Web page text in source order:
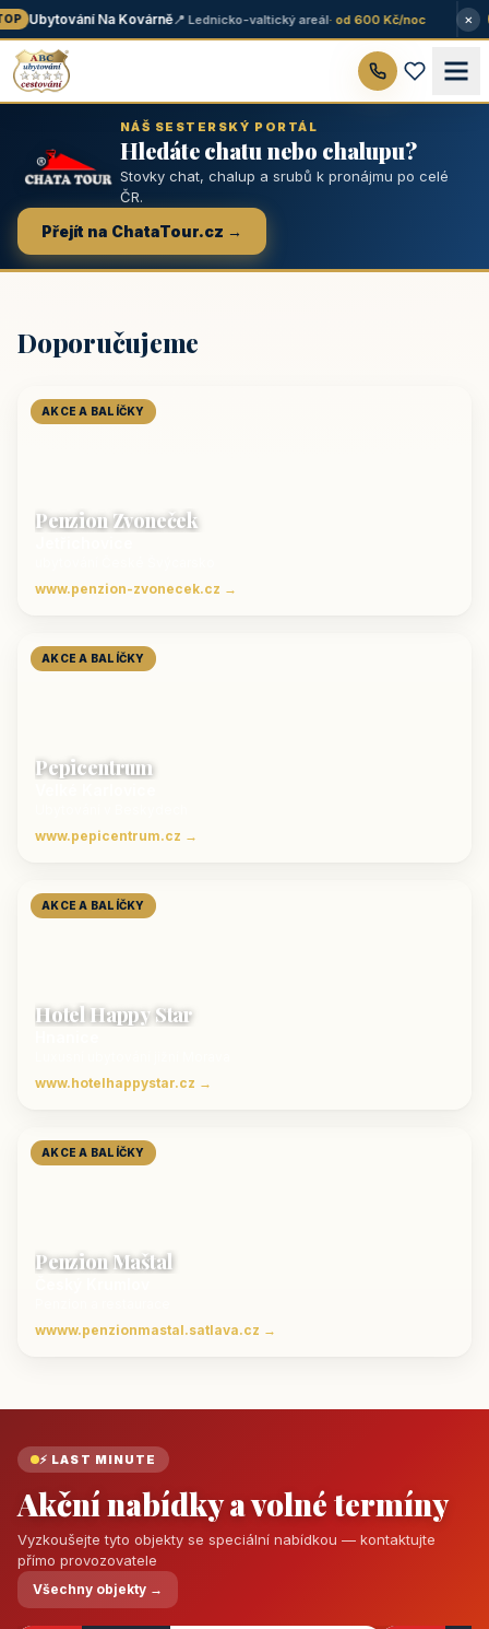
Ubytování Na Kovárně📍 Lednicko-valtický areál· od 600 Kč/noc ×
NÁŠ SESTERSKÝ PORTÁL
Hledáte chatu nebo chalupu?
Stovky chat, chalup a srubů k pronájmu po celé
ČR.
Přejít na ChataTour.cz →
Doporučujeme
AKCE A BALÍČKY
Penzion Zvoneček
www.penzion-zvonecek.cz →
AKCE A BALÍČKY
Pepicentrum
www.pepicentrum.cz →
AKCE A BALÍČKY
Hotel Happy Star
www.hotelhappystar.cz →
AKCE A BALÍČKY
Penzion Maštal
wwww.penzionmastal.satlava.cz →
⚡ LAST MINUTE
Akční nabídky a volné termíny
Vyzkoušejte tyto objekty se speciální nabídkou — kontaktujte
přímo provozovatele
Všechny objekty →